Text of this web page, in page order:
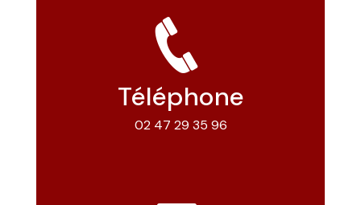
Téléphone
02 47 29 35 96